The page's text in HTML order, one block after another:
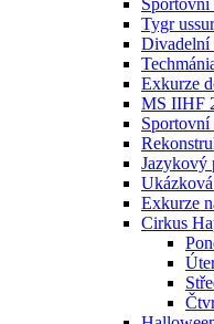
Sportovní
Tygr
Divadelní
Exkurze
MS IIHF
Sportovní
Jazykový
Exkurze
Cirkus